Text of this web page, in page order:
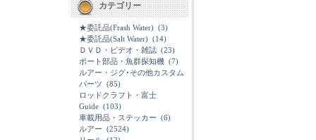
カテゴリー
★委託品(Frash Water) (3)
★委託品(Salt Water) (14)
ＤＶＤ・ビデオ・雑誌 (23)
ボート部品・魚群探知機 (7)
ルアー・ジグ･その他カスタム
パーツ (85)
ロッドクラフト・富士
Guide (103)
車載用品・ステッカー (6)
ルアー (2524)